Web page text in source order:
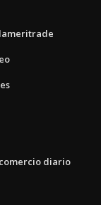
diario